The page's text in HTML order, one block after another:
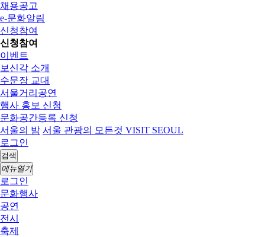
채용공고
e-문화알림
신청참여
신청참여
이벤트
보신각 소개
수문장 교대
서울거리공연
행사 홍보 신청
문화공간등록 신청
서울의 밤 서울 관광의 모든것 VISIT SEOUL
로그인
검색
메뉴열기
로그인
문화행사
공연
전시
축제